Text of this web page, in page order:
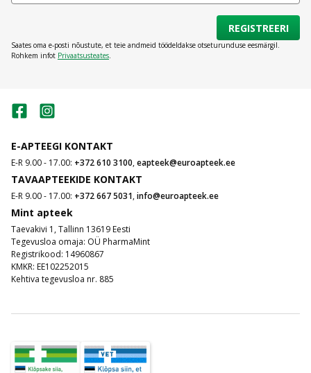
REGISTREERI
Saates oma e-posti nõustute, et teie andmeid töödeldakse otseturunduse eesmärgil.
Rohkem infot Privaatsusteates.
E-APTEEGI KONTAKT
E-R 9.00 - 17.00: +372 610 3100,eapteek@euroapteek.ee
TAVAAPTEEKIDE KONTAKT
E-R 9.00 - 17.00: +372 667 5031,info@euroapteek.ee
Mint apteek
Taevakivi 1, Tallinn 13619 Eesti
Tegevusloa omaja: OÜ PharmaMint
Registrikood: 14960867
KMKR: EE102252015
Kehtiva tegevusloa nr. 885